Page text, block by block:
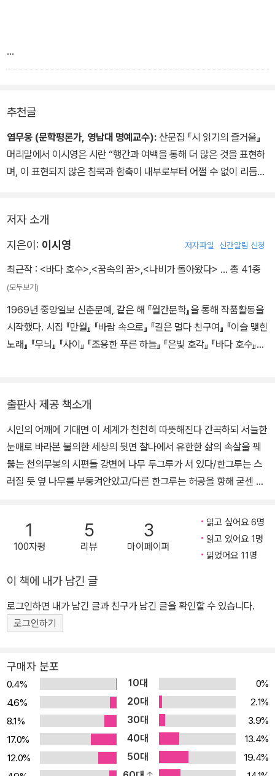
오늘 하늘이 저처럼 깊은 것은
추천글
염무웅 (문학평론가, 영남대 명예교수): 산문집 『시 읽기의 즐거움』
머리말에서 이시영은 시란 “행간과 여백을 통해 더 많은 것을 표현하
며, 이 표현되지 않은 침묵과 함축이 내부로부터 어쩔 수 없이 리듬을
정적 순간’을 잡아채는 그의 눈은 ‘시적 현현’의 그것으로 빛난다”고
페이스북에서 찬양했다. 타인의 작품에 대한 예술가의 언명이 대체로
실천에 대한 미학적 해명으로 읽힌다.
이번 시집도 기본적으로는 그런 시도의 연장선 위에 있다. 포수가 나
뭇가지에 앉은 새를 겨냥하듯 이시영은 인생과 자연의 ‘결정적 순
간’을 침묵에 가까운 최소언어로 잡아내고자 한다. “개구리 한마리가
번쩍 눈을 뜨니/무논의 벼꽃들이 활짝 피어난다”. 「벼꽃」이란 작품의
빛 같은 것이어서, 세속에 파묻힌 일반인들에게는 단순히 헛것으로
비칠 수도 있다. 그 점에서 이시영의 시가 주는 어떤 ‘완결성’의 느낌
은 그가 사숙해 마지않는 김수영 언어의 저 폭력적인 ‘자유자재’와 대
조적이다.
그런데 이시영은 ‘시인의 말’에서 시인으로서의 창조성이 쇠진했다고
만연한 관습적 시쓰기 행태에 폭탄을 던진 것인데, 연작시 「마음의 고
향」의 유려한 비유에서 한국시의 한 절정을 경험했던 나로서는 그의
시가 더 깊은 침묵을 향할지, 아니면 세상과의 전면전으로 나갈지 긴
저자 소개
지은이: 이시영 저자파일 신간알림 신청
최근작 : <바다 호수> <꿈속의 꿈> <나비가 돌아왔다> … 총 41종
(모두보기)
1969년 중앙일보 신춘문예, 같은 해 『월간문학』을 통해 작품활동을
시작했다. 시집 『만월』 『바람 속으로』 『길은 멀다 친구여』 『이슬 맺힌
노래』 『무늬』 『사이』 『조용한 푸른 하늘』 『은빛 호각』 『바다 호수』
문학상 등을 수상했다.
출판사 제공 책소개
시인의 어깨에 기대면 이 세계가 천천히 따뜻해진다 간곡하되 서늘한
눈매로 바라본 불의한 세상의 뒷면 찰나에서 유한한 삶의 속살을 꿰
뚫는 천의무봉의 시편들 강변에 나무 두그루가 서 있다/한그루는 스
러질 듯 옆 나무를 부둥켜안았고/다른 한그루는 허공을 향해 굳센 가
따스한 서정으로 삶의 의미와 시대의 진실을 노래하며 서정시의 전범
을 보여주는 이시영 시인의 신작 시집 󰡔하동󰡕이 출간되었다. ‘결빙된
백 속에 큰 울림을 선사하였던 󰡔호야네 말󰡕(창비 2014) 이후 3년 만
에 펴내는 시인의 열네번째 시집이다. 이번 시집에서 시인은 “인생과
자연의 ‘결정적 순간’을 침묵에 가까운 최소언어로 잡아내”며 “우주
안에 작동하는 ‘시’의 한순간을 드러내는”(염무웅 추천사) 명징한 시
작음을 떠나서 모든 이야기를 존중의 눈으로 받드는”(최원식, 해설)
천의무봉의 단정한 시편들이 무한한 감동을 자아내며 가슴 깊이 와닿
는다. 귀래사라는 절이 어디 있더라? 하여간 이 지상 어딘가에 있긴
있겠지. 이제 그만 그곳에 닿고 싶다. 가서 나무를 해도 좋겠고 머리가
허옇게 세었다고 싸리비로 절 마당이나 쓸라고 하면 그 또한 좋겠지.
(…) 그리고 세상과 등을 지고 나와 대면하리라. 너는 어디서 와서 어
디로 가는가. 부모님 생각이 간절하겠지만 그 또한 잠깐의 인연. 훨훨
1
100자평
5
리뷰
3
마이페이퍼
읽고 싶어요 6명
읽고 있어요 1명
읽었어요 11명
이 책에 내가 남긴 글
로그인하면 내가 남긴 글과 친구가 남긴 글을 확인할 수 있습니다.
로그인하기
구매자 분포
0.4% 10대
0%
4.6%
20대
2.1%
8.1%
30대
3.9%
17.0%
40대
13.4%
12.0%
50대
19.4%